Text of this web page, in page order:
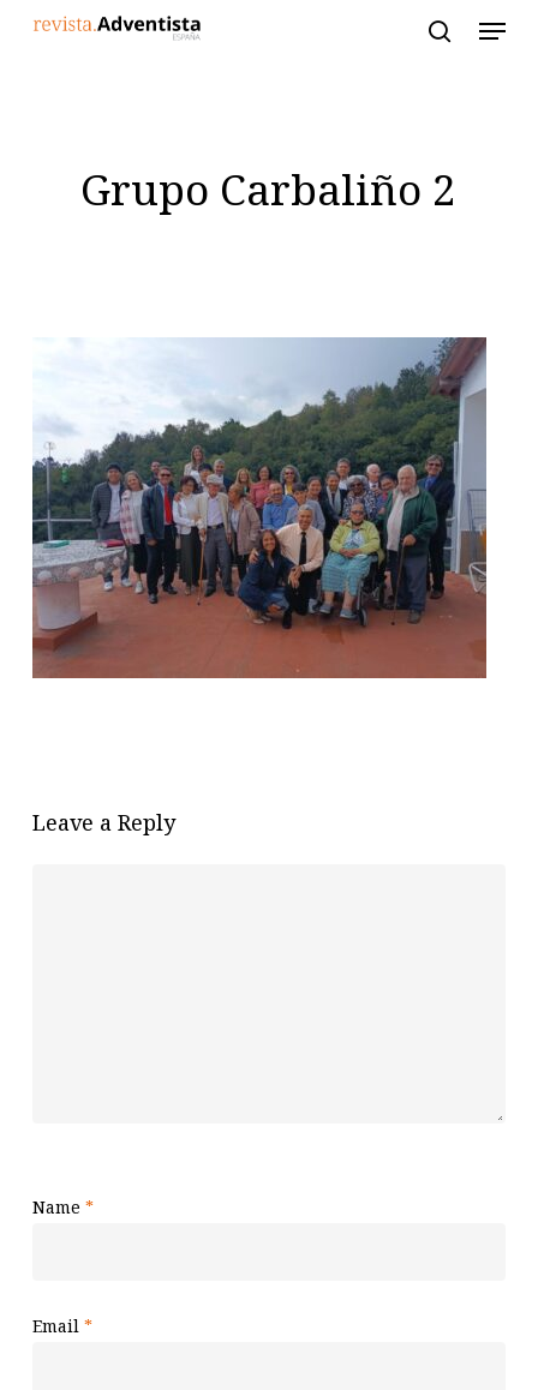
Grupo Carbaliño 2
Leave a Reply
Name *
Email *